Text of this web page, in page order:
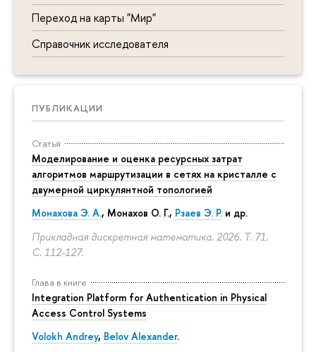
Переход на карты "Мир"
Справочник исследователя
ПУБЛИКАЦИИ
Статья
Моделирование и оценка ресурсных затрат
алгоритмов маршрутизации в сетях на кристалле с
двумерной циркулянтной топологией
Монахова Э. А., Монахов О. Г., Рзаев Э. Р. и др.
Прикладная дискретная математика. 2026. Т. 71.
С. 112-127.
Глава в книге
Integration Platform for Authentication in Physical
Access Control Systems
Volokh Andrey, Belov Alexander.